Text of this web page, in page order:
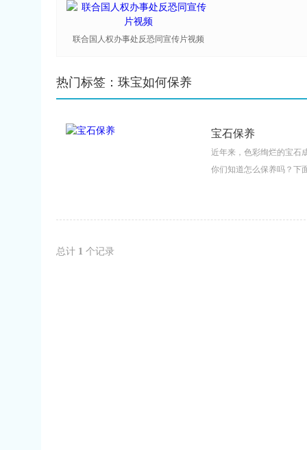
联合国人权办事处反恐同宣传片视频
热门标签：珠宝如何保养
宝石保养
近年来，色彩绚烂的宝石
你们知道怎么保养吗？下
总计 1 个记录